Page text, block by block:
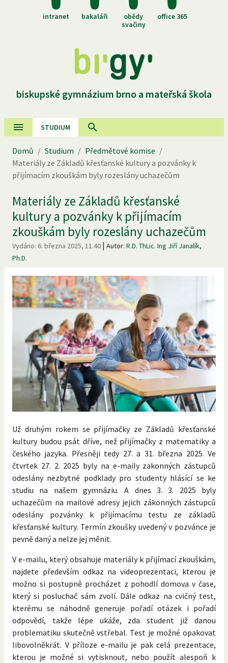
intranet bakaláři
obědy
svačiny
office 365
biskupské gymnázium brno a mateřská škola
STUDIUM
Domů / Studium / Předmětové komise /
Materiály ze Základů křesťanské kultury a pozvánky k
přijímacím zkouškám byly rozeslány uchazečům
Materiály ze Základů křesťanské
kultury a pozvánky k přijímacím
zkouškám byly rozeslány uchazečům
Vydáno: 6. března 2025, 11.40 | Autor: R.D. ThLic. Ing Jiří Janalík,
Ph.D.
Už druhým rokem se přijímačky ze Základů křesťanské
kultury budou psát dříve, než přijímačky z matematiky a
českého jazyka. Přesněji tedy 27. a 31. března 2025. Ve
čtvrtek 27. 2. 2025 byly na e-maily zakonných zástupců
odeslány nezbytné podklady pro studenty hlásící se ke
studiu na našem gymnáziu. A dnes 3. 3. 2025 byly
uchazečům na mailové adresy jejich zákonných zástupců
odeslány pozvánky k přijímacímu testu ze základů
křesťanské kultury. Termín zkoušky uvedený v pozvánce je
pevně daný a nelze jej měnit.
V e-mailu, který obsahuje materiály k přijímací zkouškám,
najdete především odkaz na videoprezentaci, kterou je
možno si postupně procházet z pohodlí domova v čase,
který si posluchač sám zvolí. Dále odkaz na cvičný test,
kterému se náhodně generuje pořadí otázek i pořadí
odpovědí, takže lépe ukáže, zda student již danou
problematiku skutečně vstřebal. Test je možné opakovat
libovolněkrát. V příloze e-mailu je pak celá prezentace,
kterou je možné si vytisknout, nebo použít alespoň k